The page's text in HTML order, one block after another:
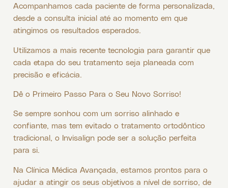
Acompanhamos cada paciente de forma personalizada,
desde a consulta inicial até ao momento em que
atingimos os resultados esperados.
Utilizamos a mais recente tecnologia para garantir que
cada etapa do seu tratamento seja planeada com
precisão e eficácia.
Dê o Primeiro Passo Para o Seu Novo Sorriso!
Se sempre sonhou com um sorriso alinhado e
confiante, mas tem evitado o tratamento ortodôntico
tradicional, o Invisalign pode ser a solução perfeita
para si.
Na Clínica Médica Avançada, estamos prontos para o
ajudar a atingir os seus objetivos a nível de sorriso, de